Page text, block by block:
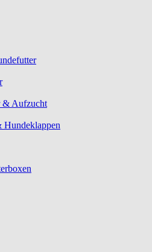
& Aufzucht
Hundeklappen